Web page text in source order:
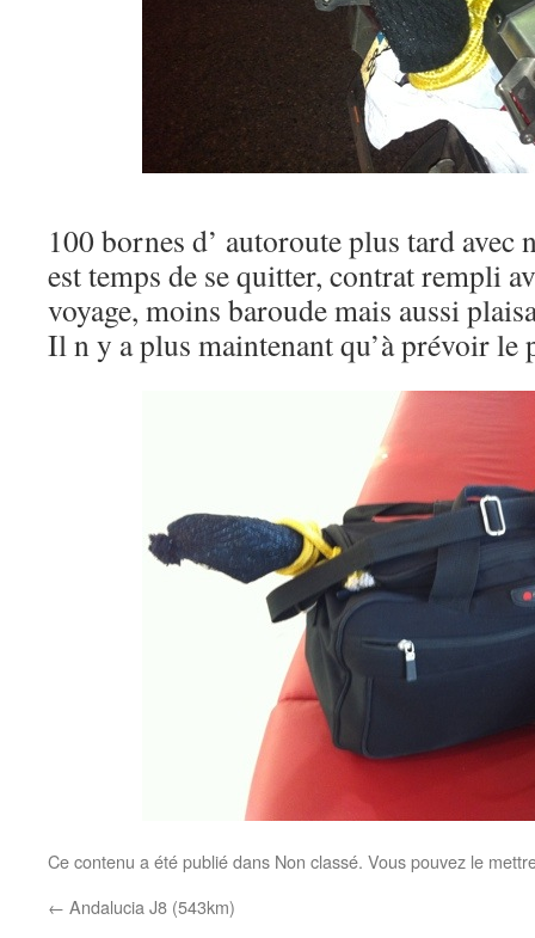
100 bornes d’ autoroute plus tard
est temps de se quitter, contrat rempli
voyage, moins baroude mais aussi
Il n y a plus maintenant qu’à prévoir le
Ce contenu a été publié dans Non classé. Vous pouvez le
← Andalucia J8 (543km)